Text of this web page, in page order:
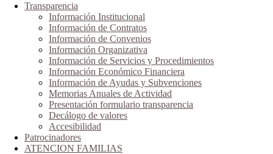
Transparencia
Información Institucional
Información de Contratos
Información de Convenios
Información Organizativa
Información de Servicios y Procedimientos
Información Económico Financiera
Información de Ayudas y Subvenciones
Memorias Anuales de Actividad
Presentación formulario transparencia
Decálogo de valores
Accesibilidad
Patrocinadores
ATENCION FAMILIAS